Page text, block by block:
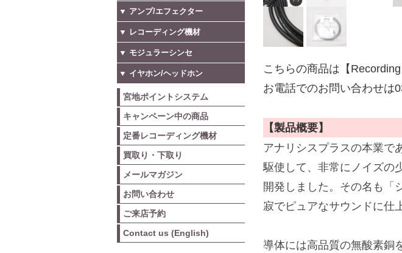
こちらの商品は【
お電話でのお問い合わせは
【製品概要】
アナリシスプラスの本業で
駆使して、非常にノイズの
開発しました。その名も「
寂でピュアなサウンドに仕
導体には高品質の無酸素銅
▼ アンプ/エフェクター
▼ レコーディング機材
▼ モジュラーシンセ
▼ イヤホン/ヘッドホン
宮地ポイントシステム
キャンペーン中の商品
定番レコーディング機材
買取り・下取り
メールマガジン
お問い合わせ
ご来店予約
Contact us (English)